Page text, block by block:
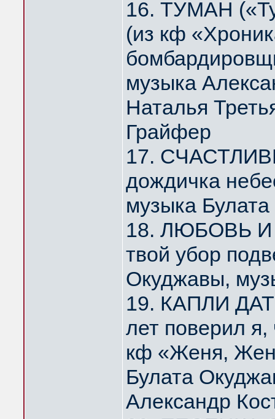
16. ТУМАН
(из кф
музыка
Наталья
Грайфер
17.
дождичка
музыка
18. ЛЮБОВЬ И
твой убор
Окуджавы,
19. КАПЛИ
лет поверил
кф «Женя,
Булата
Александр